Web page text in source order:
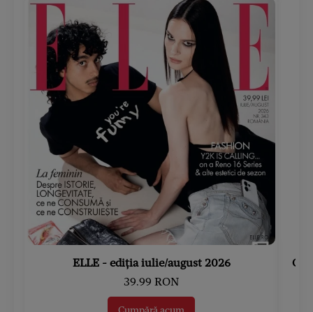
ELLE - ediția iulie/august 2026
39.99 RON